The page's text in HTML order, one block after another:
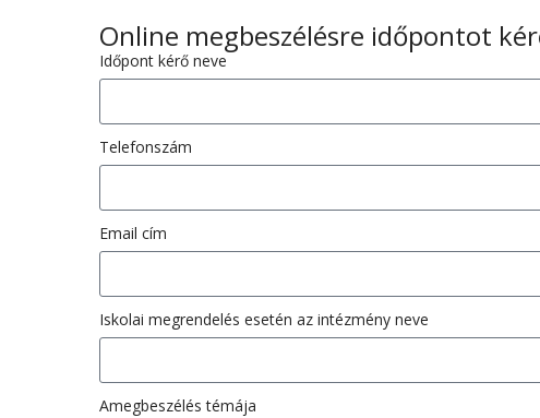
Online megbeszélésre időpontot
Időpont kérő neve
Telefonszám
Email cím
Iskolai megrendelés esetén az intézmény neve
Amegbeszélés témája